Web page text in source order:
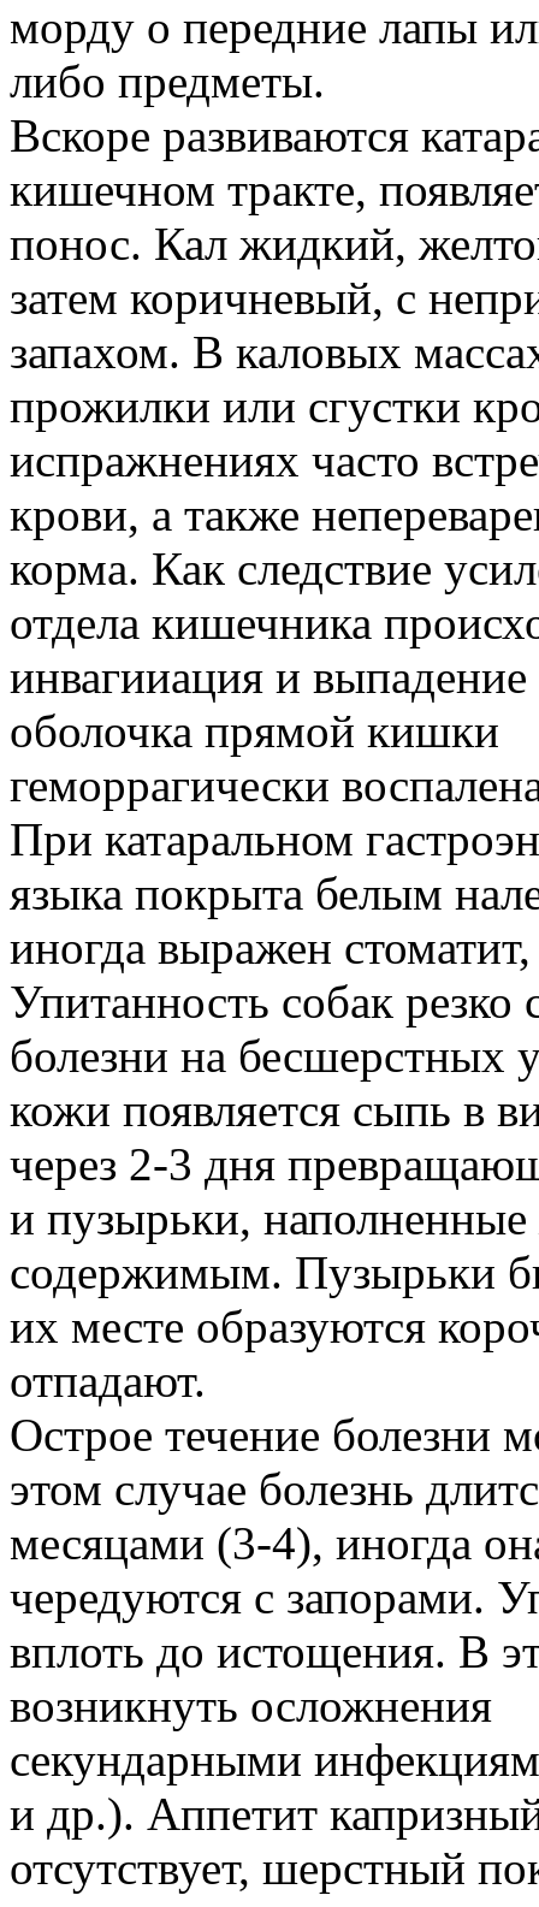
морду о передние лапы
либо предметы.
Вскоре развиваются
кишечном тракте,
понос. Кал жидкий,
затем коричневый, с
запахом. В каловых
прожилки или сгустки
испражнениях часто
крови, а также
корма. Как следствие
отдела кишечника
инвагииация и
оболочка прямой кишки
геморрагически
При катаральном
языка покрыта белым
иногда выражен
Упитанность собак
болезни на бесшерстных
кожи появляется сыпь в
через 2-3 дня
и пузырьки, наполненные
содержимым. Пузырьки
их месте образуются
отпадают.
Острое течение болезни
этом случае болезнь
месяцами (3-4), иногда
чередуются с запорами.
вплоть до истощения. В
возникнуть осложнения
секундарными
и др.). Аппетит
отсутствует, шерстный